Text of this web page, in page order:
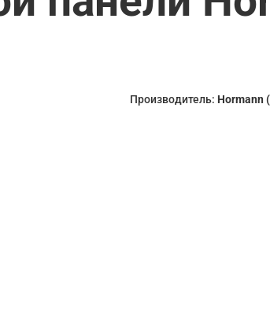
Производитель: Hormann